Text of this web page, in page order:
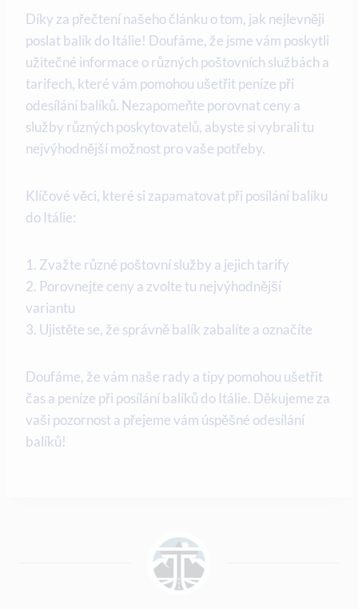
Díky za přečtení našeho článku o tom, jak nejlevněji
poslat balík do Itálie! Doufáme, že jsme vám poskytli
užitečné informace o různých poštovních službách a
tarifech, které vám pomohou ušetřit peníze při
odesílání balíků. Nezapomeňte porovnat ceny a
služby různých poskytovatelů, abyste si vybrali tu
nejvýhodnější možnost pro vaše potřeby.
Klíčové věci, které si zapamatovat při posílání balíku
do Itálie:
1. Zvažte různé poštovní služby a jejich tarify
2. Porovnejte ceny a zvolte tu nejvýhodnější
variantu
3. Ujistěte se, že správně balík zabalíte a označíte
Doufáme, že vám naše rady a tipy pomohou ušetřit
čas a peníze při posílání balíků do Itálie. Děkujeme za
vaši pozornost a přejeme vám úspěšné odesílání
balíků!